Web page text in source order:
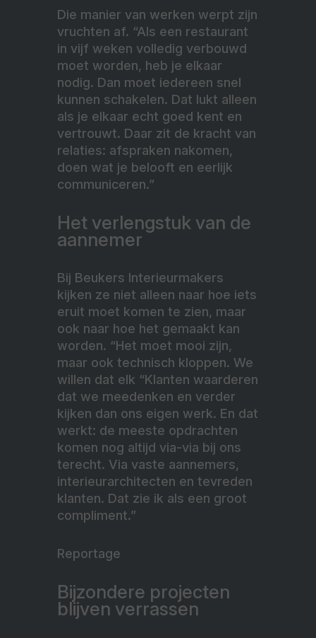
Die manier van werken werpt zijn
vruchten af. “Als een restaurant
in vijf weken volledig verbouwd
moet worden, heb je elkaar
nodig. Dan moet iedereen snel
kunnen schakelen. Dat lukt alleen
als je elkaar echt goed kent en
vertrouwt. Daar zit de kracht van
relaties: afspraken nakomen,
doen wat je belooft en eerlijk
communiceren.”
Het verlengstuk van de
aannemer
Bij Beukers Interieurmakers
kijken ze niet alleen naar hoe iets
eruit moet komen te zien, maar
ook naar hoe het gemaakt kan
worden. “Het moet mooi zijn,
maar ook technisch kloppen. We
willen dat elk “Klanten waarderen
dat we meedenken en verder
kijken dan ons eigen werk. En dat
werkt: de meeste opdrachten
komen nog altijd via-via bij ons
terecht. Via vaste aannemers,
interieurarchitecten en tevreden
klanten. Dat zie ik als een groot
compliment.”
Reportage
Bijzondere projecten
blijven verrassen